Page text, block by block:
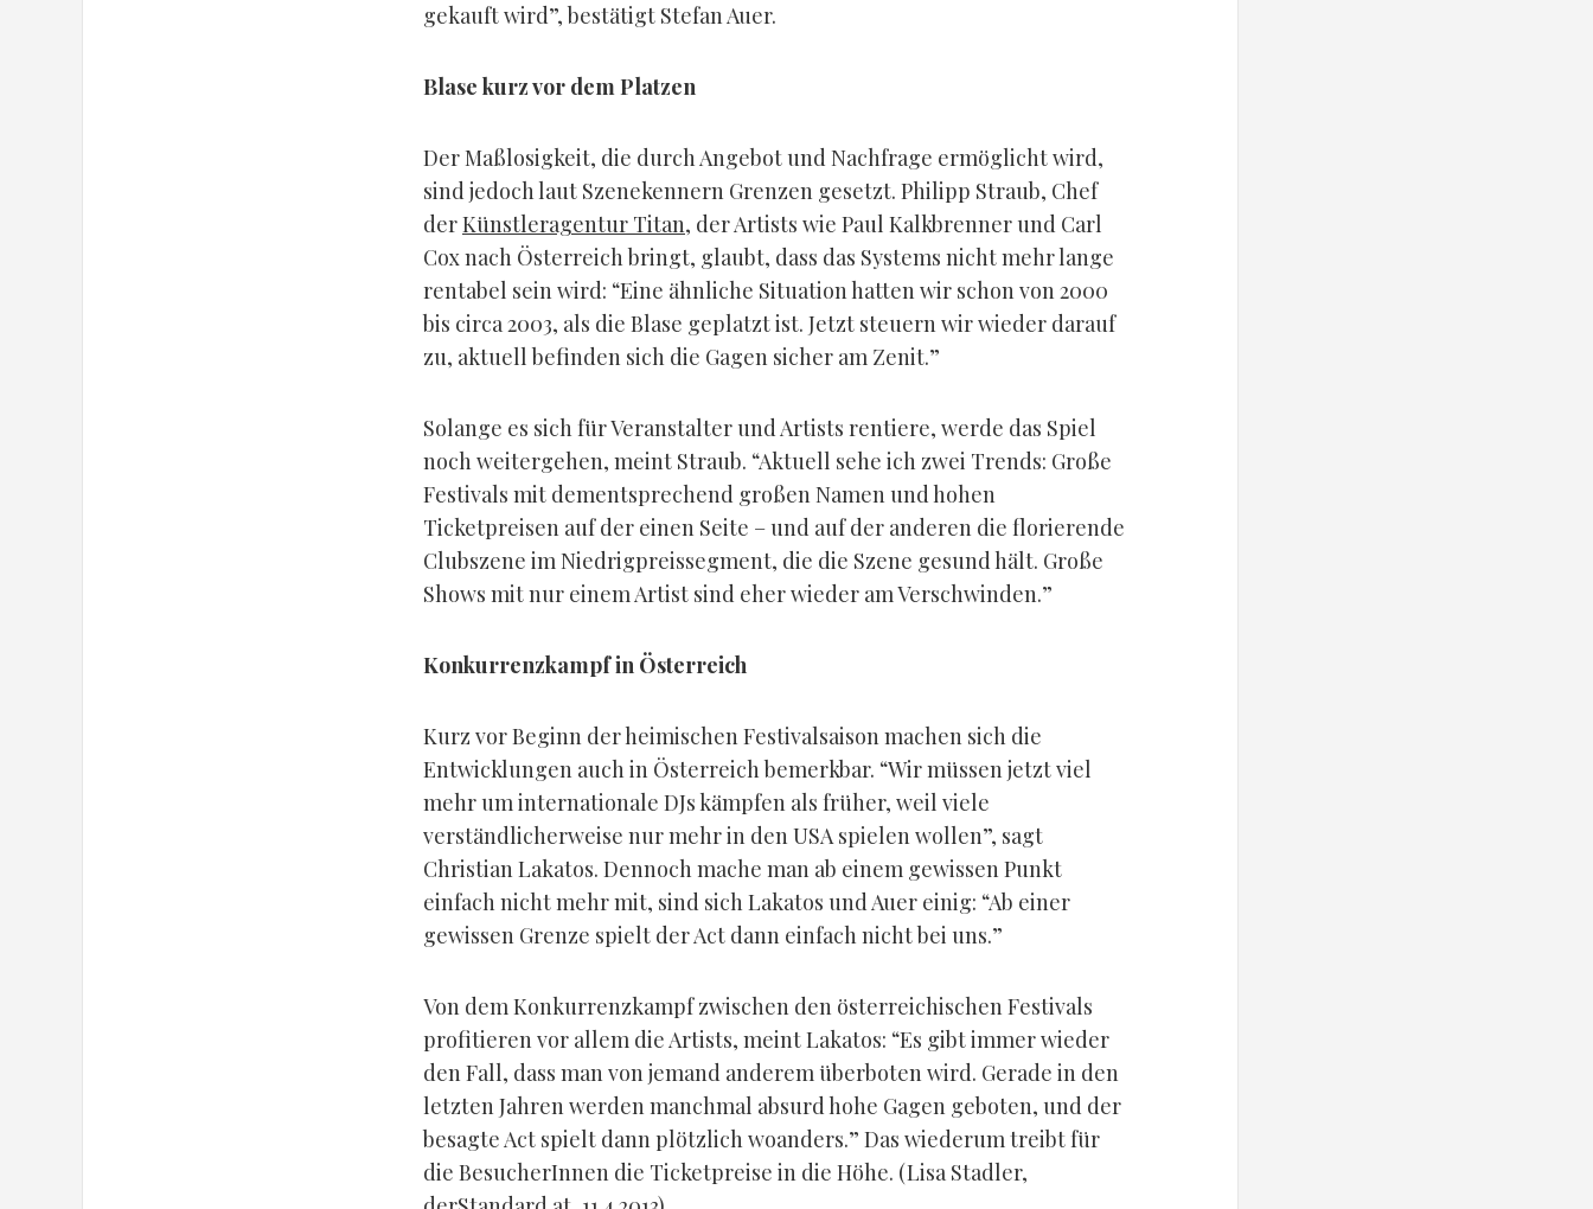
gekauft wird”, bestätigt Stefan Auer.
Blase kurz vor dem Platzen
Der Maßlosigkeit, die durch Angebot und Nachfrage ermöglicht wird,
sind jedoch laut Szenekennern Grenzen gesetzt. Philipp Straub, Chef
derKünstleragentur Titan, der Artists wie Paul Kalkbrenner und Carl
Cox nach Österreich bringt, glaubt, dass das Systems nicht mehr lange
rentabel sein wird: “Eine ähnliche Situation hatten wir schon von 2000
bis circa 2003, als die Blase geplatzt ist. Jetzt steuern wir wieder darauf
zu, aktuell befinden sich die Gagen sicher am Zenit.”
Solange es sich für Veranstalter und Artists rentiere, werde das Spiel
noch weitergehen, meint Straub. “Aktuell sehe ich zwei Trends: Große
Festivals mit dementsprechend großen Namen und hohen
Ticketpreisen auf der einen Seite – und auf der anderen die florierende
Clubszene im Niedrigpreissegment, die die Szene gesund hält. Große
Shows mit nur einem Artist sind eher wieder am Verschwinden.”
Konkurrenzkampf in Österreich
Kurz vor Beginn der heimischen Festivalsaison machen sich die
Entwicklungen auch in Österreich bemerkbar. “Wir müssen jetzt viel
mehr um internationale DJs kämpfen als früher, weil viele
verständlicherweise nur mehr in den USA spielen wollen”, sagt
Christian Lakatos. Dennoch mache man ab einem gewissen Punkt
einfach nicht mehr mit, sind sich Lakatos und Auer einig: “Ab einer
gewissen Grenze spielt der Act dann einfach nicht bei uns.”
Von dem Konkurrenzkampf zwischen den österreichischen Festivals
profitieren vor allem die Artists, meint Lakatos: “Es gibt immer wieder
den Fall, dass man von jemand anderem überboten wird. Gerade in den
letzten Jahren werden manchmal absurd hohe Gagen geboten, und der
besagte Act spielt dann plötzlich woanders.” Das wiederum treibt für
die BesucherInnen die Ticketpreise in die Höhe. (Lisa Stadler,